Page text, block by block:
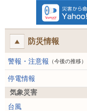
防災情報
警報・注意報 （今後の推移）
停電情報
気象災害
台風